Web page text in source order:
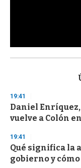
s
d
s
o
f
3
s
c
19:41
Daniel
vuelve a Colón
19:41
Qué significa la
gobierno y